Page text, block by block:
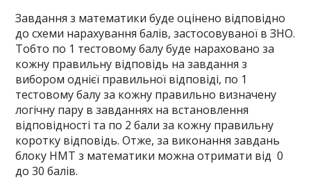
Завдання з математики буде оцінено відповідно
до схеми нарахування балів, застосовуваної в ЗНО.
Тобто по 1 тестовому балу буде нараховано за
кожну правильну відповідь на завдання з
вибором однієї правильної відповіді, по 1
тестовому балу за кожну правильно визначену
логічну пару в завданнях на встановлення
відповідності та по 2 бали за кожну правильну
коротку відповідь. Отже, за виконання завдань
блоку НМТ з математики можна отримати від 0
до 30 балів.